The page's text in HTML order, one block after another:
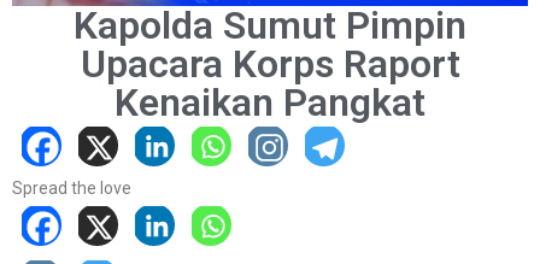
Kapolda Sumut Pimpin
Upacara Korps Raport
Kenaikan Pangkat
Spread the love